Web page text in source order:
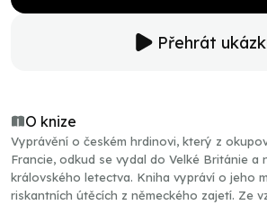
Přehrát
O knize
Vyprávění o českém hrdinovi, který z
Francie, odkud se vydal do Velké Británie a
královského letectva. Kniha vypráví o jeho
riskantních útěcích z německého zajetí. Ze